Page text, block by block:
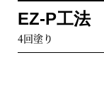
チョップマット1
EZ-P工法
4回塗り